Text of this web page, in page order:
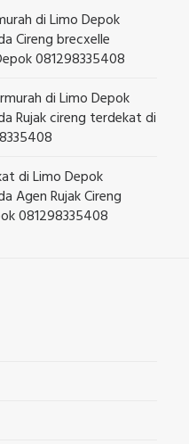
di Limo Depok
Cireng brecxelle
081298335408
di Limo Depok
Rujak cireng terdekat di
di Limo Depok
Agen Rujak Cireng
081298335408